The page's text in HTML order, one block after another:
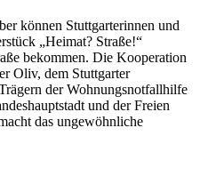
können Stuttgarterinnen und
„Heimat? Straße!“
bekommen. Die Kooperation
Oliv, dem Stuttgarter
der Wohnungsnotfallhilfe
und der Freien
das ungewöhnliche